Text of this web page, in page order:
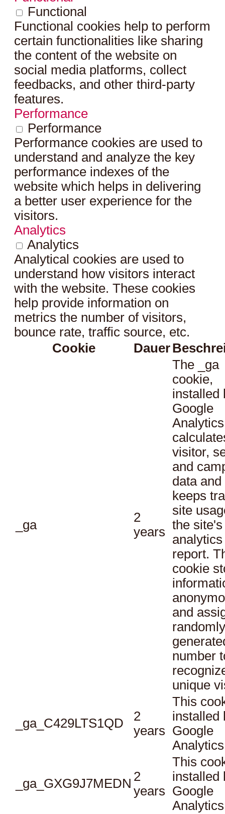
Functional
Functional cookies help to perform
certain functionalities like sharing
the content of the website on
social media platforms, collect
feedbacks, and other third-party
features.
Performance
Performance
Performance cookies are used to
understand and analyze the key
performance indexes of the
website which helps in delivering
a better user experience for the
visitors.
Analytics
Analytics
Analytical cookies are used to
understand how visitors interact
with the website. These cookies
help provide information on
metrics the number of visitors,
bounce rate, traffic source, etc.
Cookie
Dauer
_ga
2
years
The _ga
cookie,
installed
Google
visitor,
and
data and
keeps
site
the site's
analytics
report.
cookie
and
randomly
number
unique
_ga_C429LTS1QD
2
years
This
installed
Google
_ga_GXG9J7MEDN 2
years
This
installed
Google